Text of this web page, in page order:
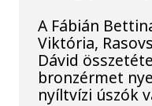
A Fábián
Viktória,
Dávid
bronzérmet
nyíltvízi úszók